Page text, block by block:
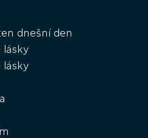
dnešní den
lásky
lásky